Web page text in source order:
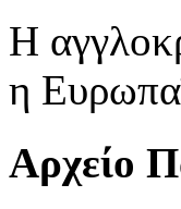
Η
η
Αρχείο